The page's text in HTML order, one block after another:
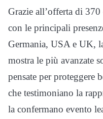
Grazie all’offerta di
con le principali
Germania, USA e UK,
mostra le più avanzate
pensate per proteggere
che testimoniano la
la confermano evento